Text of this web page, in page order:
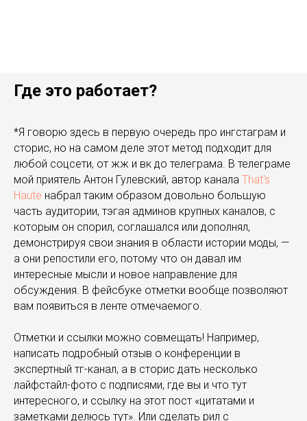
Где это работает?
*Я говорю здесь в первую очередь про ингстаграм и
сторис, но на самом деле этот метод подходит для
любой соцсети, от жж и вк до телеграма. В телеграме
мой приятель Антон Гулевский, автор канала That's
Haute набрал таким образом довольно большую
часть аудитории, тэгая админов крупных каналов, с
которым он спорил, соглашался или дополнял,
демонстрируя свои знания в области истории моды, —
а они репостили его, потому что он давал им
интересные мысли и новое направление для
обсуждения. В фейсбуке отметки вообще позволяют
вам появиться в ленте отмечаемого.
Отметки и ссылки можно совмещать! Например,
написать подробный отзыв о конференции в
экспертный тг-канал, а в сторис дать несколько
лайфстайл-фото с подписями, где вы и что тут
интересного, и ссылку на этот пост «цитатами и
заметками делюсь тут». Или сделать рил с